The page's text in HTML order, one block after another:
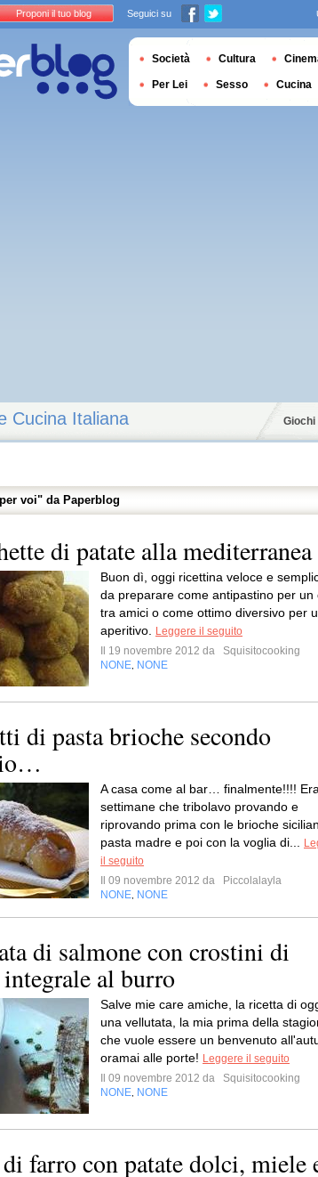
Cucina Italiana Giochi
voi" da Paperblog
di patate alla mediterranea
Buon dì, oggi ricettina veloce e
da preparare come antipastino per un
tra amici o come ottimo diversivo per
aperitivo.
Leggere il seguito
Il 19 novembre 2012 da
Squisitocooking
NONE NONE
di pasta brioche secondo
A casa come al bar… finalmente!!!!
settimane che tribolavo provando e
riprovando prima con le brioche
pasta madre e poi con la voglia di...
il seguito
Il 09 novembre 2012 da
Piccolalayla
NONE NONE
di salmone con crostini di
integrale al burro
Salve mie care amiche, la ricetta di
una vellutata, la mia prima della
che vuole essere un benvenuto
oramai alle porte! Leggere il seguito
Il 09 novembre 2012 da
Squisitocooking
NONE NONE
farro con patate dolci, miele
Proponi il tuo blog Seguici su
Società Cultura
Per Lei Sesso Cucina